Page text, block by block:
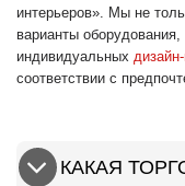
интерьеров». Мы не
варианты
индивидуальных
соответствии с
КАКАЯ